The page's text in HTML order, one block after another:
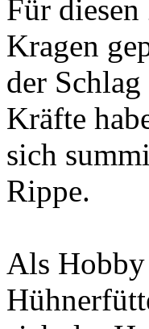
Für
Kragen
der
Kräfte
sich
Rippe.
Als